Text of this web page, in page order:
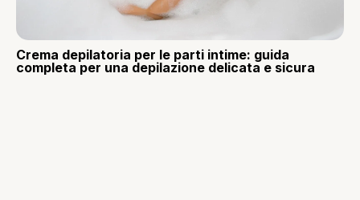
Crema depilatoria per le parti intime: guida
completa per una depilazione delicata e sicura